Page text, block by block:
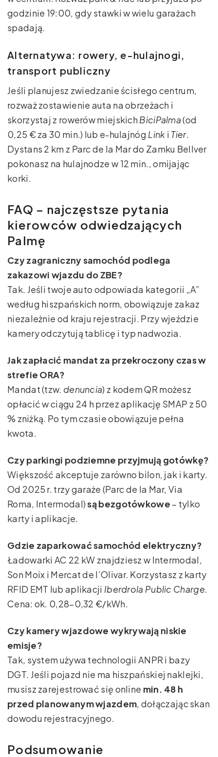
godzinie 19:00, gdy stawki w wielu garażach
spadają.
Alternatywa: rowery, e-hulajnogi,
transport publiczny
Jeśli planujesz zwiedzanie ścisłego centrum,
rozważ zostawienie auta na obrzeżach i
skorzystaj z rowerów miejskichBiciPalma(od
0,25 € za 30 min.) lub e-hulajnóg Link i Tier.
Dystans 2 km z Parc de la Mar do Zamku Bellver
pokonasz na hulajnodze w 12 min., omijając
korki.
FAQ – najczęstsze pytania
kierowców odwiedzających
Palmę
Czy zagraniczny samochód podlega
zakazowi wjazdu do ZBE?
Tak. Jeśli twoje auto odpowiada kategorii „A”
według hiszpańskich norm, obowiązuje zakaz
niezależnie od kraju rejestracji. Przy wjeździe
kamery odczytują tablicę i typ nadwozia.
Jak zapłacić mandat za przekroczony czas w
strefie ORA?
Mandat (tzw. denuncia) z kodem QR możesz
opłacić w ciągu 24 h przez aplikację SMAP z 50
% zniżką. Po tym czasie obowiązuje pełna
kwota.
Czy parkingi podziemne przyjmują gotówkę?
Większość akceptuje zarówno bilon, jak i karty.
Od 2025 r. trzy garaże (Parc de la Mar, Via
Roma, Intermodal)są bezgotówkowe – tylko
karty i aplikacje.
Gdzie zaparkować samochód elektryczny?
Ładowarki AC 22 kW znajdziesz w Intermodal,
Son Moix i Mercat de l’Olivar. Korzystasz z karty
RFID EMT lub aplikacji Iberdrola Public Charge.
Cena: ok. 0,28–0,32 €/kWh.
Czy kamery wjazdowe wykrywają niskie
emisje?
Tak, system używa technologii ANPR i bazy
DGT. Jeśli pojazd nie ma hiszpańskiej naklejki,
musisz zarejestrować się online min. 48 h
przed planowanym wjazdem, dołączając skan
dowodu rejestracyjnego.
Podsumowanie